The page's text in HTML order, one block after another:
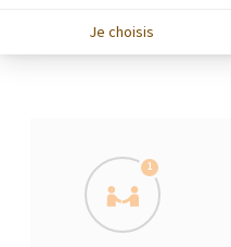
La Maison Des
1
Je choisis